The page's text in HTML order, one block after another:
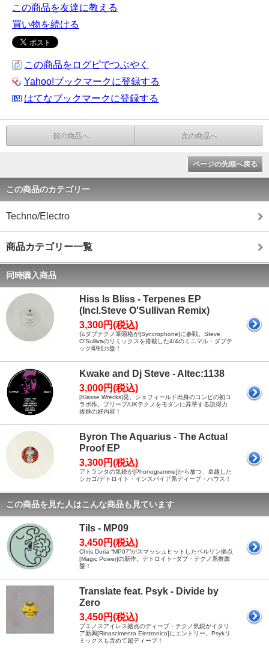
この商品を友達に教える
買い物を続ける
この商品をログピでつぶやく
Yahoo!ブックマークに登録する
はてなブックマークに登録する
前の商品へ 次の商品へ
ページの先頭へ戻る
この商品のカテゴリー
Techno/Electro
商品カテゴリー一覧
同時購入商品
Hiss Is Bliss - Terpenes EP
(Incl.Steve O'Sullivan Remix)
3,300円(税込)
仏ダブテクノ筆頭格が[Syncrophone]に参戦。Steve
O'Sullivaのリミックスを搭載した4/4のミニマル・ダブテ
ック即戦力盤！
Kwake and Dj Steve - Altec:1138
3,000円(税込)
[Klasse Wrecks]発、シェフィールド出身のコンビの初コ
ラボ作。ブリープ/UKテクノをモダンに昇華する説得力
抜群の好内容！
Byron The Aquarius - The Actual
Proof EP
3,300円(税込)
アトランタの気鋭が[Phonogramme]から放つ、卓越した
シカゴ/デトロイト・インスパイア系ディープ・ハウス！
この商品を見た人はこんな商品も見ています
Tils - MP09
3,450円(税込)
Chris Doria “MP07”がスマッシュヒットしたベルリン拠点
[Magic Power]の新作。デトロイト~ダブ・テクノ系推薦
盤！
Translate feat. Psyk - Divide by
Zero
3,450円(税込)
ブエノスアイレス拠点のディープ・テクノ気鋭がイタリ
ア新興[Rinascimento Elettronico]にエントリー。Psykリ
ミックスも含めて超ディープ！